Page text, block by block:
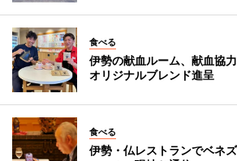
食べる
伊勢の献血ルーム、献血協
オリジナルブレンド進呈
食べる
伊勢・仏レストランでベネ